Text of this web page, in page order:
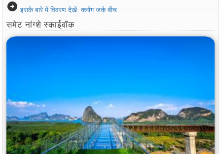
arrow_circle_right इसके बारे में विवरण देखें: क्लोंग जर्क बीच
समेट नांग्शे स्काईवॉक